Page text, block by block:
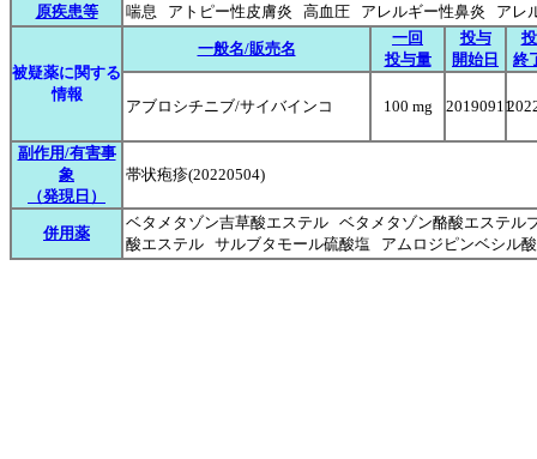
原疾患等
喘息 アトピー性皮膚炎 高血圧 アレルギー性鼻炎 アレ
被疑薬に関する
情報
一般名/販売名
一回
投与量
投与
開始日
終
アブロシチニブ/サイバインコ 100 mg 20190911
副作用/有害事
象
（発現日）
帯状疱疹(20220504)
併用薬
ベタメタゾン吉草酸エステル ベタメタゾン酪酸エステ
酸エステル サルブタモール硫酸塩 アムロジピンベシル